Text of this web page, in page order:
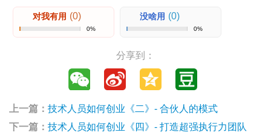
对我有用 (0)
0%
没啥用 (0)
0%
分享到：
上一篇： 技术人员如何创业《二》- 合伙人的模式
下一篇： 技术人员如何创业《四》- 打造超强执行力团队